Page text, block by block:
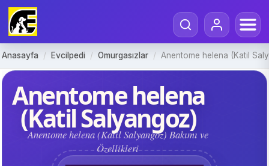
Anasayfa / Evcilpedi / Omurgasızlar / Anentome helena (Katil
Anentome helena
(Katil Salyangoz)
Anentome helena (Katil Salyangoz) Bakımı ve
Özellikleri